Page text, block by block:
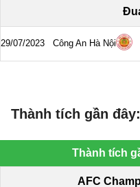
Thành tích gần đây: